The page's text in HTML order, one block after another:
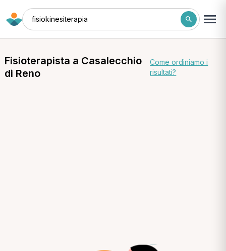
fisiokinesiterapia
Fisioterapista a Casalecchio
di Reno
Come ordiniamo i
risultati?